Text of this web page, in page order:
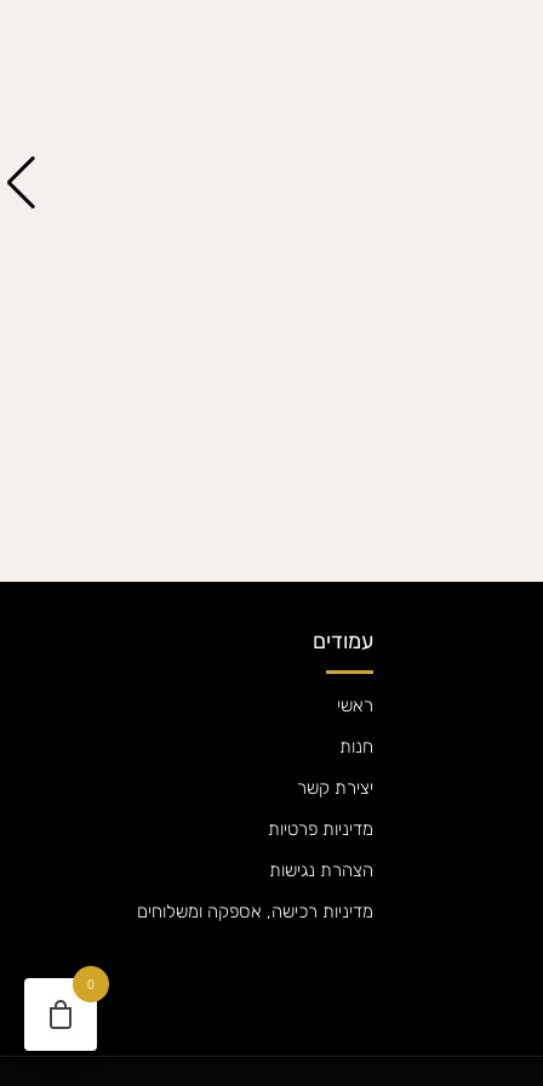
עמודים
ראשי
חנות
יצירת קשר
מדיניות פרטיות
הצהרת נגישות
מדיניות רכישה, אספקה ומשלוחים
0